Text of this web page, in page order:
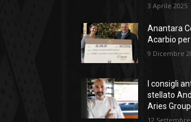
3 Aprile 2025
Anantara
Acarbio
9 Dicembre
I consigli
stellato
Aries Group
12 Settembre